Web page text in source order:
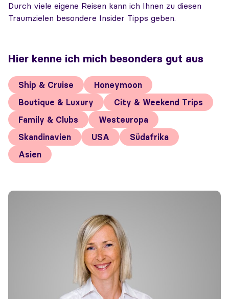
Durch viele eigene Reisen kann ich Ihnen zu diesen
Traumzielen besondere Insider Tipps geben.
Hier kenne ich mich besonders gut aus
Ship & Cruise
Honeymoon
Boutique & Luxury
City & Weekend Trips
Family & Clubs
Westeuropa
Skandinavien
USA
Südafrika
Asien